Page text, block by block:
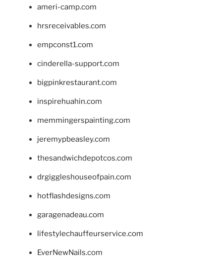
ameri-camp.com
hrsreceivables.com
empconst1.com
cinderella-support.com
bigpinkrestaurant.com
inspirehuahin.com
memmingerspainting.com
jeremypbeasley.com
thesandwichdepotcos.com
drgiggleshouseofpain.com
hotflashdesigns.com
garagenadeau.com
lifestylechauffeurservice.com
EverNewNails.com